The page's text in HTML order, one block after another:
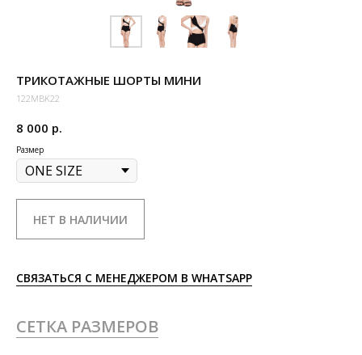
ТРИКОТАЖНЫЕ ШОРТЫ МИНИ
122MBK22
8 000 р.
Размер
НЕТ В НАЛИЧИИ
СВЯЗАТЬСЯ С МЕНЕДЖЕРОМ В WHATSAPP
СЕТКА РАЗМЕРОВ